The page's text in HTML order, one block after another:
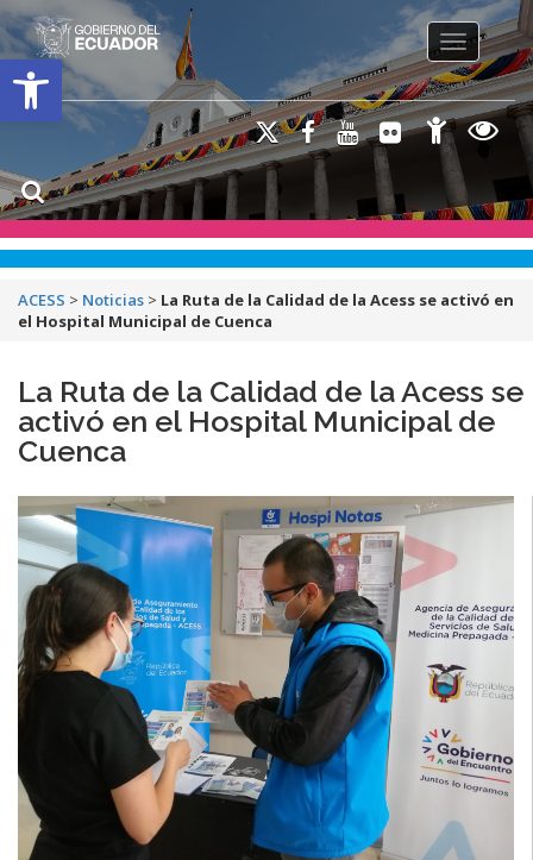
Open toolbar
Toggle
ACESS > Noticias > La Ruta de la Calidad de la Acess se activó en
el Hospital Municipal de Cuenca
La Ruta de la Calidad de la Acess se
activó en el Hospital Municipal de
Cuenca